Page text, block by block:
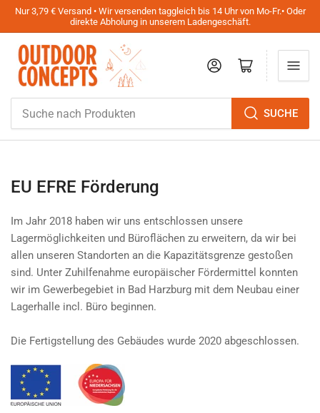
Nur 3,79 € Versand • Wir versenden taggleich bis 14 Uhr von Mo-Fr.• Oder
direkte Abholung in unserem Ladengeschäft.
nach
Produkten
SUCHE
AnmeldenMini-Warenkorb öffnen
EU EFRE Förderung
Im Jahr 2018 haben wir uns entschlossen unsere
Lagermöglichkeiten und Büroflächen zu erweitern, da wir bei
allen unseren Standorten an die Kapazitätsgrenze gestoßen
sind. Unter Zuhilfenahme europäischer Fördermittel konnten
wir im Gewerbegebiet in Bad Harzburg mit dem Neubau einer
Lagerhalle incl. Büro beginnen.
Die Fertigstellung des Gebäudes wurde 2020 abgeschlossen.